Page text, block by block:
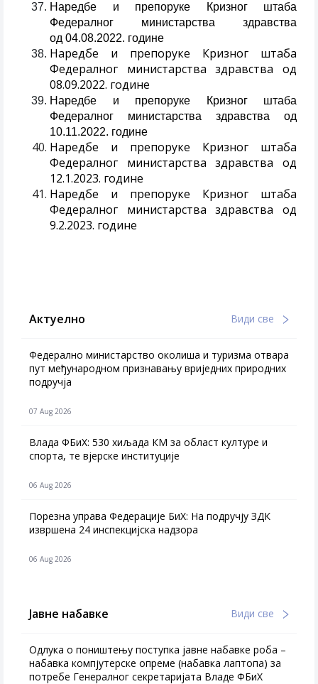
Наредбе и препоруке Кризног штаба
Федералног министарства здравства
од 04.08.2022. године
Наредбе и препоруке Кризног штаба
Федералног министарства здравства од
08.09.2022. године
Наредбе и препоруке Кризног штаба
Федералног министарства здравства од
10.11.2022. године
Наредбе и препоруке Кризног штаба
Федералног министарства здравства од
12.1.2023. године
Наредбе и препоруке Кризног штаба
Федералног министарства здравства од
9.2.2023. године
Актуелно Види све
Федерално министарство околиша и туризма отвара
пут међународном признавању вриједних природних
подручја
07 Aug 2026
Влада ФБиХ: 530 хиљада КМ за област културе и
спорта, те вјерске институције
06 Aug 2026
Порезна управа Федерације БиХ: На подручју ЗДК
извршена 24 инспекцијска надзора
06 Aug 2026
Јавне набавке Види све
Одлука о поништењу поступка јавне набавке роба –
набавка компјутерске опреме (набавка лаптопа) за
потребе Генералног секретаријата Владе ФБиХ